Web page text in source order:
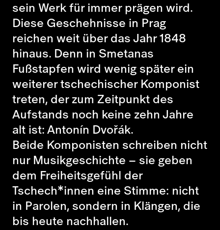
sein Werk für immer prägen wird.
Diese Geschehnisse in Prag
reichen weit über das Jahr 1848
hinaus. Denn in Smetanas
Fußstapfen wird wenig später ein
weiterer tschechischer Komponist
treten, der zum Zeitpunkt des
Aufstands noch keine zehn Jahre
alt ist:Antonín Dvořák.
Beide Komponisten schreiben nicht
nur Musikgeschichte – sie geben
dem Freiheitsgefühl der
Tschech*innen eine Stimme: nicht
in Parolen, sondern in Klängen, die
bis heute nachhallen.